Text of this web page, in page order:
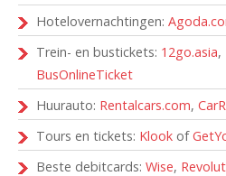
Hotelovernachtingen:
Trein- en bustickets: 12go.asia,
BusOnlineTicket
Huurauto: Rentalcars.com,
Tours en tickets: Klook of
Beste debitcards: Wise, Revolut